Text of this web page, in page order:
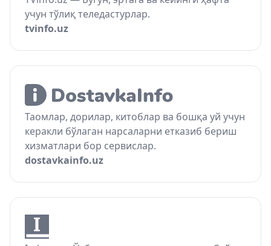
учун тўлиқ теледастурлар.
tvinfo.uz
Таомлар, дорилар, китоблар ва бошқа уй учун
керакли бўлаган нарсаларни етказиб бериш
хизматлари бор сервислар.
dostavkainfo.uz